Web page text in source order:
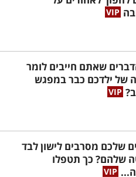
שאתם חייבים לומר
של ילדכם כבר במפגש
שלכם מסרבים לישון לבד
שלהם? כך תטפלו